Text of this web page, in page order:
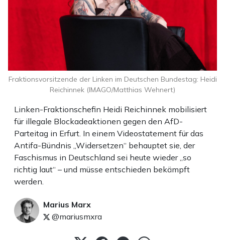
Linken-Fraktionschefin Heidi Reichinnek mobilisiert
für illegale Blockadeaktionen gegen den AfD-
Parteitag in Erfurt. In einem Videostatement für das
Antifa-Bündnis „Widersetzen“ behauptet sie, der
Faschismus in Deutschland sei heute wieder „so
richtig laut“ – und müsse entschieden bekämpft
werden.
Marius Marx
@mariusmxra
Fraktionsvorsitzende der Linken im Deutschen Bundestag: Heidi
Reichinnek (IMAGO/Matthias Wehnert)